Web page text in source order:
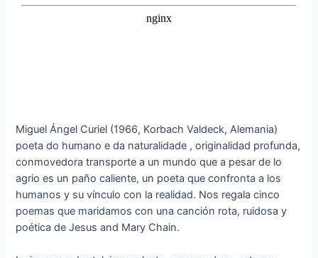
Miguel Ángel Curiel (1966, Korbach Valdeck, Alemania)
poeta do humano e da naturalidade , originalidad profunda,
conmovedora transporte a un mundo que a pesar de lo
agrio es un paño caliente, un poeta que confronta a los
humanos y su vínculo con la realidad. Nos regala cinco
poemas que maridamos con una canción rota, ruidosa y
poética de Jesus and Mary Chain.